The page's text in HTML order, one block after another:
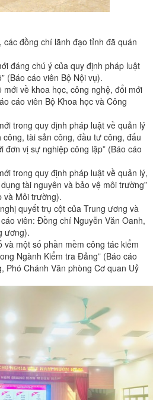
đồng chí lãnh đạo tỉnh đã quán
đáng chú ý của quy định pháp luật
(Báo cáo viên Bộ Nội vụ).
mới về khoa học, công nghệ, đổi mới
cáo viên Bộ Khoa học và Công
trong quy định pháp luật về quản lý
tài sản công, đầu tư công, đấu
đơn vị sự nghiệp công lập” (Báo cáo
trong quy định pháp luật về quản lý,
tài nguyên và bảo vệ môi trường”
và Môi trường).
quyết trụ cột của Trung ương và
viên: Đồng chí Nguyễn Văn Oanh,
ương).
và một số phần mềm công tác kiểm
Ngành Kiểm tra Đảng” (Báo cáo
Phó Chánh Văn phòng Cơ quan Uỷ